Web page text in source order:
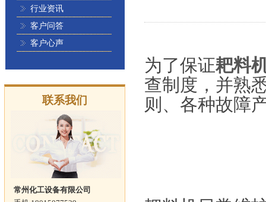
行业资讯
客户问答
客户心声
联系我们
常州化工设备有限公司
为了保证耙料
查制度，并熟
则、各种故障